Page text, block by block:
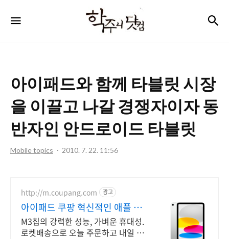
주
컴
아이패드와 함께 타블릿 시장
을 이끌고 나갈 경쟁자이자 동
반자인 안드로이드 타블릿
Mobile topics 2010. 7. 22. 11:56
http://m.coupang.com 광고
아이패드 쿠팡 혁신적인 애플 기
술
M3칩의 강력한 성능, 가벼운 휴대성.
로켓배송으로 오늘 주문하고 내일 받